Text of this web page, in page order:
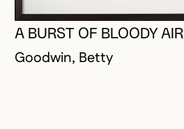
A BURST OF BLOODY AIR
Goodwin, Betty